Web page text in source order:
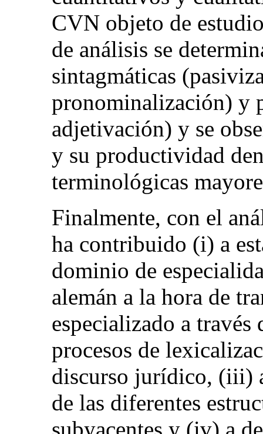
CVN objeto de
de análisis se
sintagmáticas
pronominalización) y
adjetivación) y se
y su productividad
terminológicas
Finalmente, con el
ha contribuido (i) a
dominio de
alemán a la hora de
especializado a
procesos de
discurso jurídico, (iii)
de las diferentes